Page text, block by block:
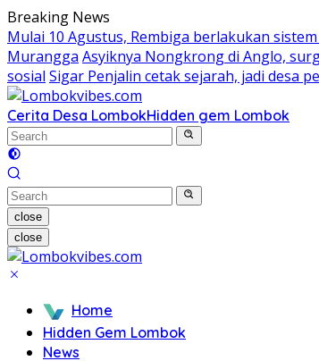
Skip
to
content
Breaking News
Mulai 10 Agustus, Rembiga berlakukan
Murangga Asyiknya Nongkrong di Anglo,
sosial Sigar Penjalin cetak sejarah, jadi desa
Cerita Desa LombokHidden gem Lombok
close
close
Home
Hidden Gem Lombok
News